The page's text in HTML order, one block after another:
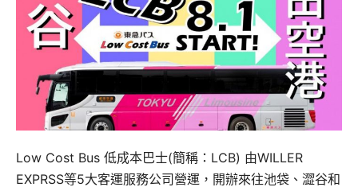
Low Cost Bus 低成本巴士(簡稱：LCB) 由WILLER
EXPRSS等5大客運服務公司營運，開辦來往池袋、澀谷和